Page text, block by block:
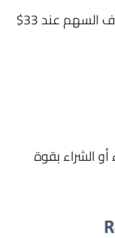
عند 33$
الشراء بقوة